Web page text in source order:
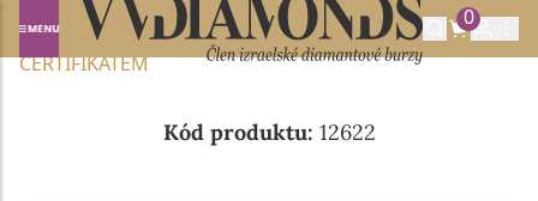
0
Domů NABÍDKA DIAMANTŮ
0.23CT G/VVS2 S IGI
CERTIFIKÁTEM
Kód produktu: 12622